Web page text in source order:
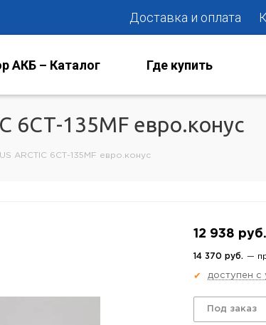
Доставка и оплата
АКБ – Каталог Где купить
6СТ-135MF евро.конус
ARCTIC 6СТ-135MF евро.конус
12 938 руб.
14 370 руб. —
✔ доступен с
Под заказ